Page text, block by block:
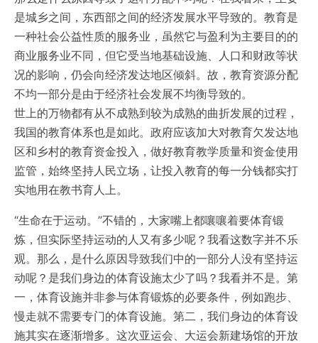
是城乡之间，东西部之间的经济发展水平导致的。教育是
一种社会公益性质的服务业，虽然它与盈利为主要目的的
商业服务业不同，但它受当地基础设施、人口和财政等状
况的影响，仍会向经济发达地区倾斜。故，教育资源分配
不均一部分是由于经济社会发展不均衡导致的。
世上的万物都有从不成熟到较为成熟的曲折发展的过程，
我国的教育体系也是如此。政府应该加大对教育欠发达地
区和乡村的教育资金投入，做好教育教学质量和资金使用
监管，始终坚持人民立场，让投入教育的每一分钱都实打
实地用在教书育人上。
“生命在于运动。”不错的，大家嘴上都嚷嚷着要体育锻
炼，但实际坚持运动的人又有多少呢？我看这数字并不乐
观。那么，是什么原因导致我们中的一部分人没有坚持运
动呢？是我们身边的体育设施太少了吗？我看并不是。第
一，体育设施并非参与体育锻炼的必要条件，例如跑步、
慢走就不需要专门的体育设施。第二，我们身边的体育设
施其实在逐渐增多。这次亚运会、大运会新建场馆的开放